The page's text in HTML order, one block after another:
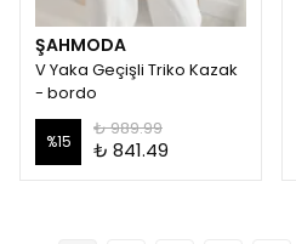
ŞAHMODA
V Yaka Geçişli Triko Kazak
- bordo
%15
₺ 989.99
₺ 841.49